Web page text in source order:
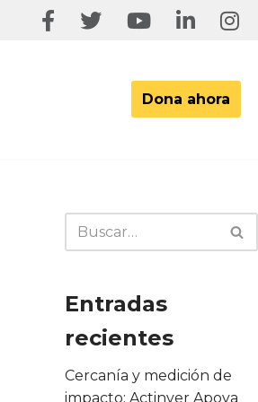
Dona ahora
Entradas
recientes
Cercanía y medición de
impacto: Actinver Apoya